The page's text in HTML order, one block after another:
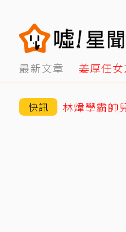
最新文章 姜厚任
快訊 林煒學霸帥